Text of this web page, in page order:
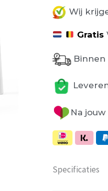
wit
aantal
Wij
Gratis
Binnen
Na
Specificaties